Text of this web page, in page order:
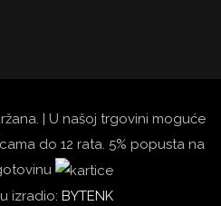
| U našoj trgovini moguće
do 12 rata. 5% popusta na
izradio: BYTENK